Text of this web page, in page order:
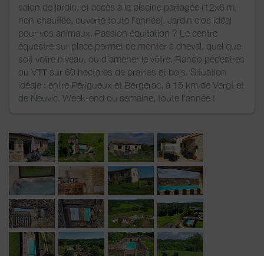
salon de jardin, et accès à la piscine partagée (12x6 m,
non chauffée, ouverte toute l’année). Jardin clos idéal
pour vos animaux. Passion équitation ? Le centre
équestre sur place permet de monter à cheval, quel que
soit votre niveau, ou d’amener le vôtre. Rando pédestres
ou VTT sur 60 hectares de prairies et bois. Situation
idéale : entre Périgueux et Bergerac, à 15 km de Vergt et
de Neuvic. Week-end ou semaine, toute l'année !